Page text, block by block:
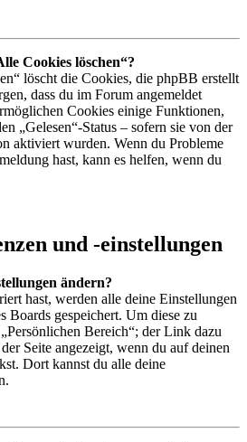
Cookies löschen“?
löscht die Cookies, die phpBB erstellt
dass du im Forum angemeldet
Cookies einige Funktionen,
„Gelesen“-Status – sofern sie von der
aktiviert wurden. Wenn du Probleme
hast, kann es helfen, wenn du
und -einstellungen
ändern?
hast, werden alle deine Einstellungen
Boards gespeichert. Um diese zu
Bereich“; der Link dazu
Seite angezeigt, wenn du auf deinen
Dort kannst du alle deine